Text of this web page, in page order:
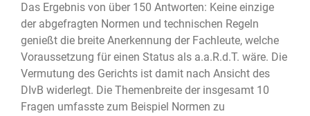
Das Ergebnis von über 150 Antworten: Keine einzige
der abgefragten Normen und technischen Regeln
genießt die breite Anerkennung der Fachleute, welche
Voraussetzung für einen Status als a.a.R.d.T. wäre. Die
Vermutung des Gerichts ist damit nach Ansicht des
DIvB widerlegt. Die Themenbreite der insgesamt 10
Fragen umfasste zum Beispiel Normen zu